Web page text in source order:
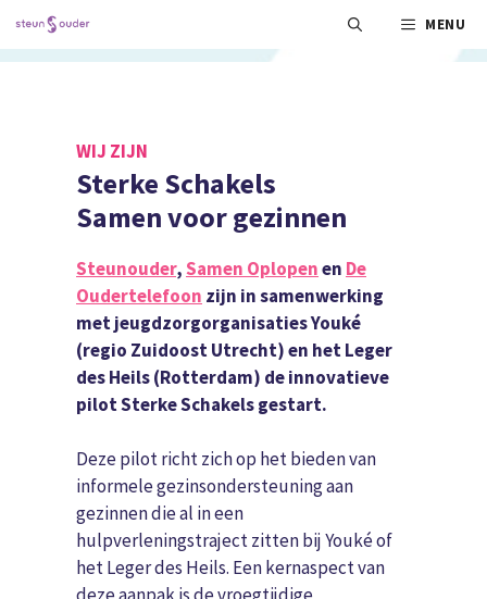
de
MENU
WIJ ZIJN
Sterke Schakels
Samen voor gezinnen
Steunouder,Samen Oplopenen De
Oudertelefoon zijn in samenwerking
met jeugdzorgorganisaties Youké
(regio Zuidoost Utrecht) en het Leger
des Heils (Rotterdam) de innovatieve
pilot Sterke Schakels gestart.
Deze pilot richt zich op het bieden van
informele gezinsondersteuning aan
gezinnen die al in een
hulpverleningstraject zitten bij Youké of
het Leger des Heils. Een kernaspect van